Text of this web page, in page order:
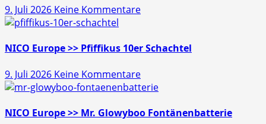
9. Juli 2026 Keine Kommentarezu
Gold
45s
NICO Europe >> Pfiffikus 10er Schachtel
9. Juli 2026 Keine Kommentarezu
NICO
>>
NICO Europe >> Mr. Glowyboo Fontänenbatterie